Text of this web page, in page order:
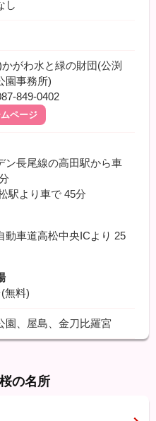
し
がわ水と緑の財団(公渕
園事務所)
849-0402
ページ
ン長尾線の高田駅から車
駅より車で 45分
動車道高松中央ICより 25
無料)
園、屋島、金刀比羅宮
の名所